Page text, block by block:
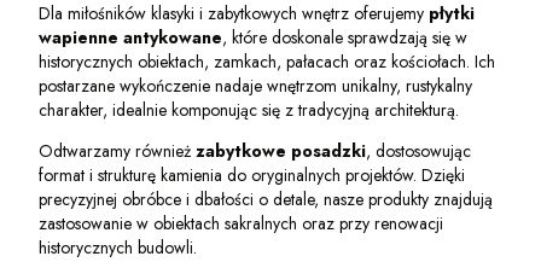
Dla miłośników klasyki i zabytkowych wnętrz oferujemy płytki
wapienne antykowane, które doskonale sprawdzają się w
historycznych obiektach, zamkach, pałacach oraz kościołach. Ich
postarzane wykończenie nadaje wnętrzom unikalny, rustykalny
charakter, idealnie komponując się z tradycyjną architekturą.
Odtwarzamy również zabytkowe posadzki, dostosowując
format i strukturę kamienia do oryginalnych projektów. Dzięki
precyzyjnej obróbce i dbałości o detale, nasze produkty znajdują
zastosowanie w obiektach sakralnych oraz przy renowacji
historycznych budowli.